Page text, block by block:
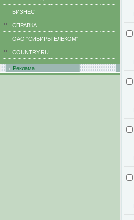
БИЗНЕС
CПРАВКА
ОАО "СИБИРЬТЕЛЕКОМ"
COUNTRY.RU
Реклама